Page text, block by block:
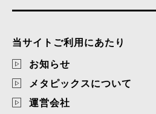
当サイトご利用にあたり
お知らせ
メタピックスについて
運営会社